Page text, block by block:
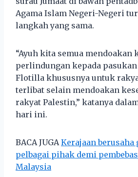
Agama Islam Negeri-Negeri
langkah yang sama.
“Ayuh kita semua mendoakan
perlindungan kepada pasukan
Flotilla khususnya untuk
terlibat selain mendoakan
rakyat Palestin,” katanya
hari ini.
BACA JUGA Kerajaan berusaha
pelbagai pihak demi
Malaysia